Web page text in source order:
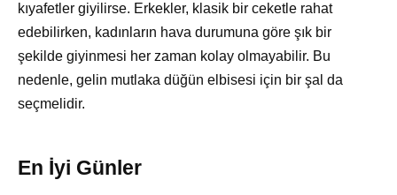
kıyafetler giyilirse. Erkekler, klasik bir ceketle rahat
edebilirken, kadınların hava durumuna göre şık bir
şekilde giyinmesi her zaman kolay olmayabilir. Bu
nedenle, gelin mutlaka düğün elbisesi için bir şal da
seçmelidir.
En İyi Günler